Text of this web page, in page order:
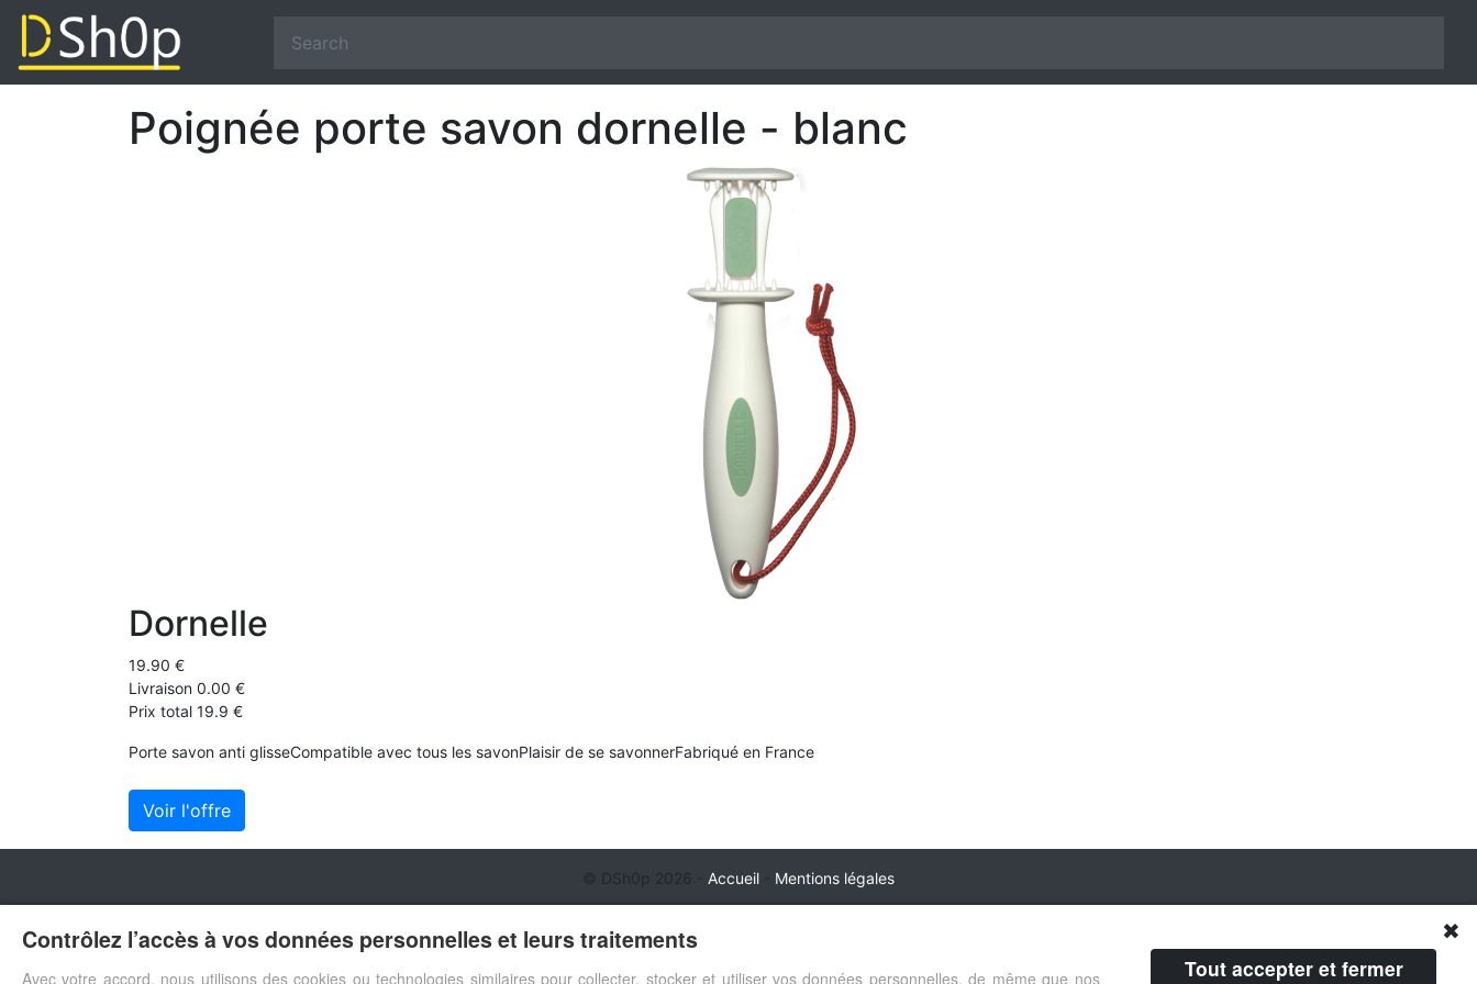
Poignée porte savon dornelle - blanc
Dornelle
19.90 €
Livraison 0.00 €
Prix total 19.9 €
Porte savon anti glisseCompatible avec tous les savonPlaisir de se savonnerFabriqué en France
Voir l'offre
© DSh0p 2026 - Accueil Mentions légales
✖
Contrôlez l’accès à vos données personnelles et leurs traitements
Avec votre accord, nous utilisons des cookies ou technologies similaires pour collecter, stocker et utiliser vos données personnelles, de même que nos Tout accepter et fermer